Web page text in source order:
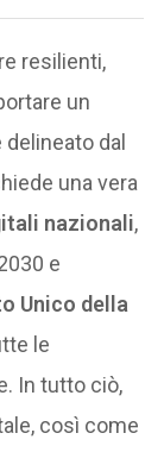
resilienti,
un
dal
una vera
nazionali,
e
Unico della
le
In tutto ciò,
così come